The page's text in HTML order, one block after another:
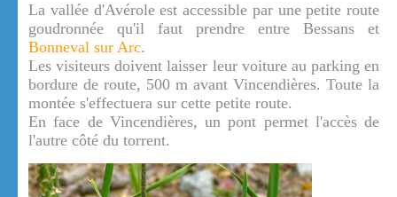
La vallée d'Avérole est accessible par une petite route
goudronnée qu'il faut prendre entre Bessans et
Bonneval sur Arc.
Les visiteurs doivent laisser leur voiture au parking en
bordure de route, 500 m avant Vincendières. Toute la
montée s'effectuera sur cette petite route.
En face de Vincendières, un pont permet l'accès de
l'autre côté du torrent.